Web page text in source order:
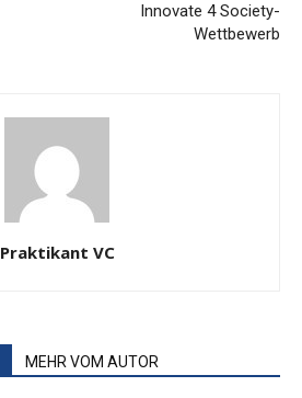
Innovate 4 Society-
Wettbewerb
Praktikant VC
MEHR VOM AUTOR